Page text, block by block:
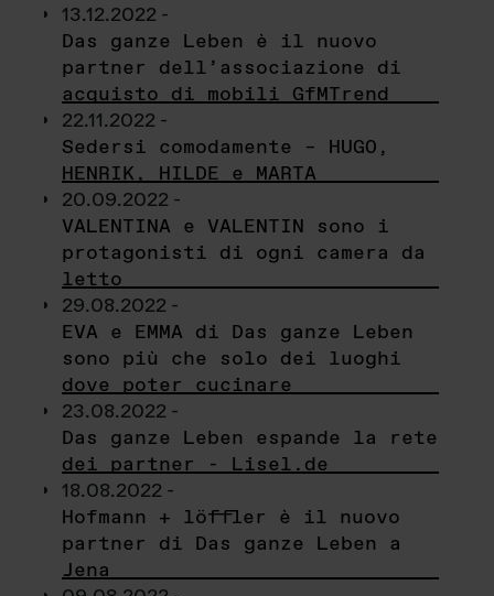
13.12.2022 -
Das ganze Leben è il nuovo
partner dell’associazione di
acquisto di mobili GfMTrend
22.11.2022 -
Sedersi comodamente – HUGO,
HENRIK, HILDE e MARTA
20.09.2022 -
VALENTINA e VALENTIN sono i
protagonisti di ogni camera da
letto
29.08.2022 -
EVA e EMMA di Das ganze Leben
sono più che solo dei luoghi
dove poter cucinare
23.08.2022 -
Das ganze Leben espande la rete
dei partner - Lisel.de
18.08.2022 -
Hofmann + löffler è il nuovo
partner di Das ganze Leben a
Jena